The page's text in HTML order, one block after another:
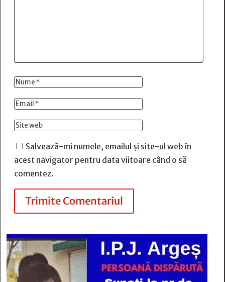
Salvează-mi numele, emailul și site-ul web în
acest navigator pentru data viitoare când o să
comentez.
Trimite Comentariul